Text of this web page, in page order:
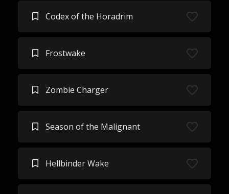
Codex of the Horadrim
Frostwake
Zombie Charger
Season of the Malignant
Hellbinder Wake